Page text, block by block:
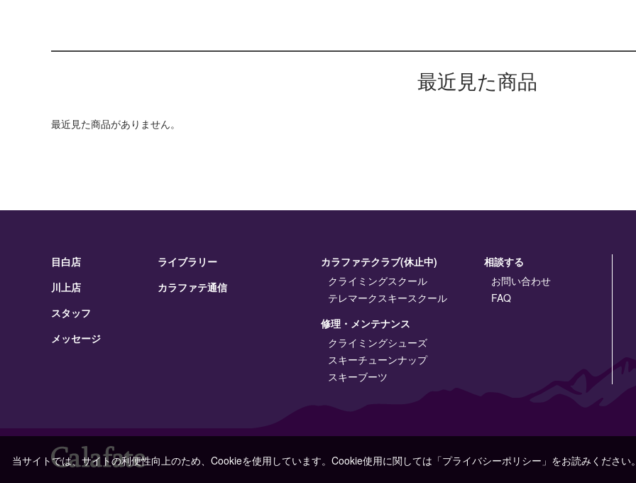
最近見た商品
最近見た商品がありません。
目白店
川上店
スタッフ
メッセージ
ライブラリー
カラファテ通信
カラファテクラブ(休止中)
クライミングスクール
テレマークスキースクール
修理・メンテナンス
クライミングシューズ
スキーチューンナップ
スキーブーツ
相談する
お問い合わせ
FAQ
当サイトでは、サイトの利便性向上のため、Cookieを使用しています。Cookie使用に関しては「プライバシーポリシー」をお読みください。